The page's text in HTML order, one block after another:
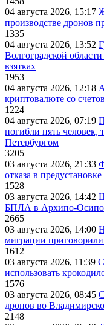
04 августа 2026, 15:17
производстве дронов
1335
04 августа 2026, 13:52
Волгоградской
взятках
1953
04 августа 2026, 12:18
криптовалюте со
1224
04 августа 2026, 07:19
погибли пять человек,
Петербургом
3205
03 августа 2026, 21:33
отказа в
1528
03 августа 2026, 14:42
БПЛА в Архипо-
2665
03 августа 2026, 14:00
миграции
1612
03 августа 2026, 11:39
использовать
1576
03 августа 2026, 08:45
дронов во
2148